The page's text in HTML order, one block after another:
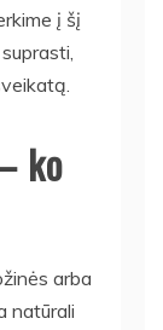
į šį
ko
arba
natūrali